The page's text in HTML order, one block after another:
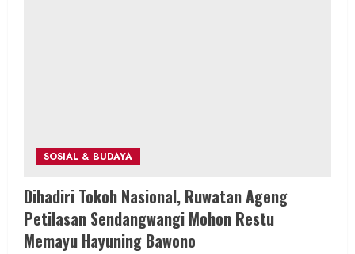
SOSIAL & BUDAYA
Dihadiri Tokoh Nasional, Ruwatan Ageng
Petilasan Sendangwangi Mohon Restu
Memayu Hayuning Bawono